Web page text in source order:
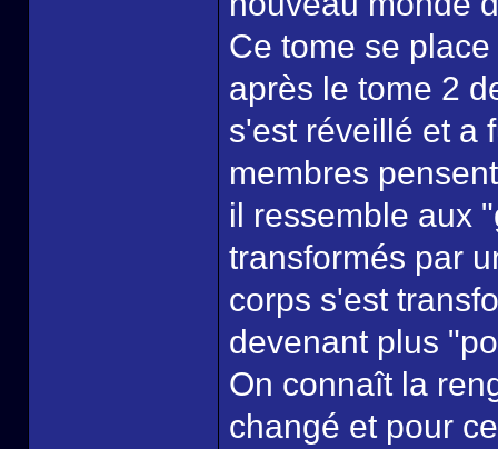
Ce tome se
après le tome 2
s'est réveillé et a
membres
il ressemble aux
transformés par
corps s'est
devenant plus
On connaît la
changé et pour